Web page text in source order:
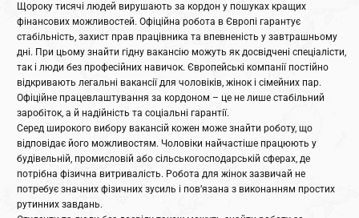
Щороку тисячі людей вирушають за кордон у пошуках кращих
фінансових можливостей. Офіційна робота в Європі гарантує
стабільність, захист прав працівника та впевненість у завтрашньому
дні. При цьому знайти гідну вакансію можуть як досвідчені спеціалісти,
так і люди без професійних навичок. Європейські компанії постійно
відкривають легальні вакансії для чоловіків, жінок і сімейних пар.
Офіційне працевлаштування за кордоном – це не лише стабільний
заробіток, а й надійність та соціальні гарантії.
Серед широкого вибору вакансій кожен може знайти роботу, що
відповідає його можливостям. Чоловіки найчастіше працюють у
будівельній, промисловій або сільськогосподарській сферах, де
потрібна фізична витривалість. Робота для жінок зазвичай не
потребує значних фізичних зусиль і пов’язана з виконанням простих
рутинних завдань.